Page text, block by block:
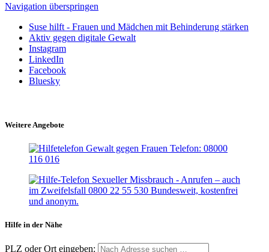
Navigation überspringen
Suse hilft - Frauen und Mädchen mit Behinderung stärken
Aktiv gegen digitale Gewalt
Instagram
LinkedIn
Facebook
Bluesky
Weitere Angebote
Hilfe in der Nähe
PLZ oder Ort eingeben: